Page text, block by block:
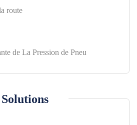
route
de La Pression de Pneu
Solutions